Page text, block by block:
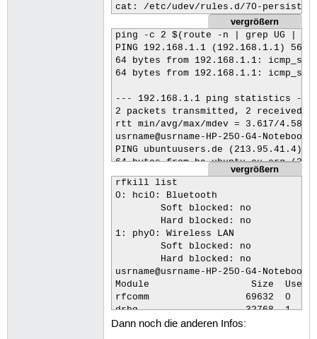
RX-Pakete:10461 Fehler:0
TX-Pakete:7695 Fehler:0
Kollisionen:0
RX-Bytes:9319703 (9.3
usrname@usrname-HP-250-G4-
enp2s0    no wireless extensions.
lo        no wireless extensions.
wlp3s0    IEEE 802.11bgn
Mode:Managed
Bit Rate=7.2 Mb/s
Retry short limit:7
          Power Management:off
Link Quality=46/70
Rx invalid nwid:0  Rx
Tx excessive retries:0
usrname@usrname-HP-250-G4-
Kernel-IP-Routentabelle
Ziel            Router
0.0.0.0         192.168.1.1
169.254.0.0     0.0.0.0
192.168.1.0     0.0.0.0
usrname@usrname-HP-250-G4-
managed=false
cat: /etc/udev/rules.d/70-
vergrößern
ping -c 2 $(route -n | grep UG |
PING 192.168.1.1 (192.168.1.1)
64 bytes from 192.168.1.1:
64 bytes from 192.168.1.1:
--- 192.168.1.1 ping statistics ---
2 packets transmitted, 2 received,
rtt min/avg/max/mdev = 3.617/4.589/
usrname@usrname-HP-250-G4-
PING ubuntuusers.de (213.95.41.4)
64 bytes from ha.ubuntu-eu.org
64 bytes from ha.ubuntu-eu.org
--- ubuntuusers.de ping statistics
2 packets transmitted, 2 received,
rtt min/avg/max/mdev = 34.368/
usrname@usrname-HP-250-G4-
PING 213.95.41.4 (213.95.41.4)
64 bytes from 213.95.41.4:
64 bytes from 213.95.41.4:
--- 213.95.41.4 ping statistics ---
rtt min/avg/max/mdev = 34.006/
vergrößern
rfkill list
0: hci0: Bluetooth
1: phy0: Wireless LAN
usrname@usrname-HP-250-G4-
Module                  Size  Used
rfcomm                 69632  0
drbg                   32768  1
ansi_cprng             16384  0
Dann noch die anderen Infos: